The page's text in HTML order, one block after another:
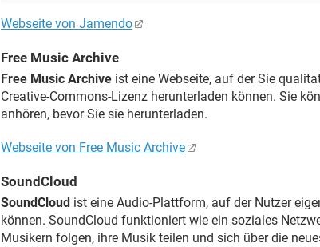
Webseite von Jamendo
Free Music Archive
Free Music Archive ist eine Webseite, auf der Sie
Creative-Commons-Lizenz herunterladen können. Sie
anhören, bevor Sie sie herunterladen.
Webseite von Free Music Archive
SoundCloud
SoundCloud ist eine Audio-Plattform, auf der Nutzer
können. SoundCloud funktioniert wie ein soziales
Musikern folgen, ihre Musik teilen und sich über die